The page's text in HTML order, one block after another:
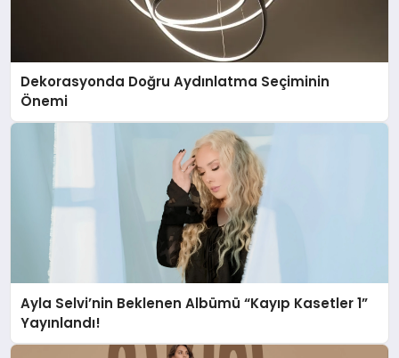
Dekorasyonda Doğru Aydınlatma Seçiminin
Önemi
Ayla Selvi’nin Beklenen Albümü “Kayıp Kasetler 1”
Yayınlandı!